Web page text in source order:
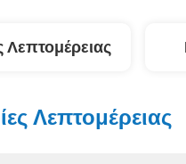
Λεπτομέρειας